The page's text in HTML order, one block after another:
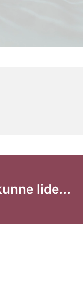
lide...